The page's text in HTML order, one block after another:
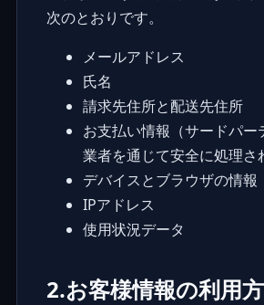
次のとおりです。
メールアドレス
氏名
請求先住所と配送先住所
お支払い情報（サードパー
業者を通じて安全に処理さ
デバイスとブラウザの情報
IPアドレス
使用状況データ
2.お客様情報の利用